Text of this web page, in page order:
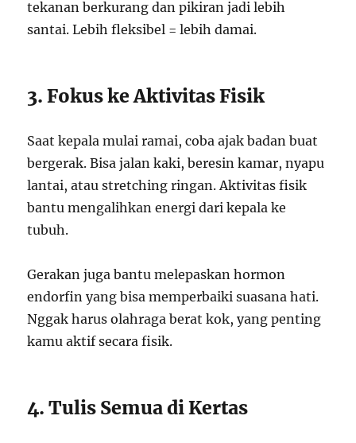
tekanan berkurang dan pikiran jadi lebih
santai. Lebih fleksibel = lebih damai.
3. Fokus ke Aktivitas Fisik
Saat kepala mulai ramai, coba ajak badan buat
bergerak. Bisa jalan kaki, beresin kamar, nyapu
lantai, atau stretching ringan. Aktivitas fisik
bantu mengalihkan energi dari kepala ke
tubuh.
Gerakan juga bantu melepaskan hormon
endorfin yang bisa memperbaiki suasana hati.
Nggak harus olahraga berat kok, yang penting
kamu aktif secara fisik.
4. Tulis Semua di Kertas